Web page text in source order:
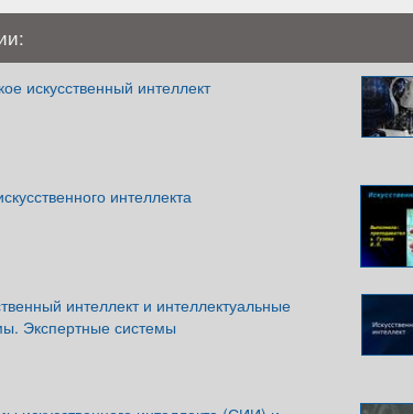
искусственный интеллект
интеллекта
интеллект и интеллектуальные
Экспертные системы